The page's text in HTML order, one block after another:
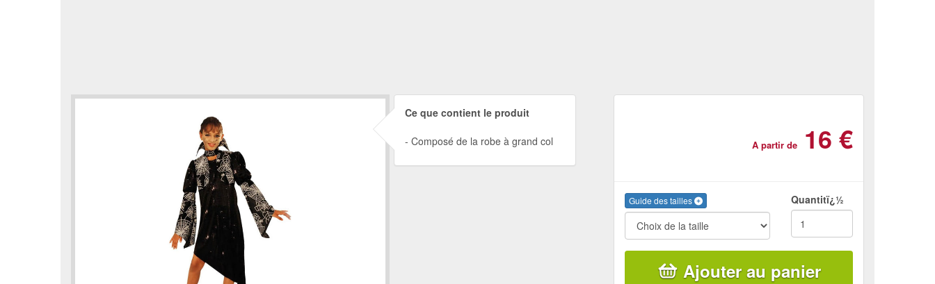
Ce que contient le produit
Composé de la robe à grand col A partir de 16 €
Guide des tailles Quantitï¿½
Ajouter au panier